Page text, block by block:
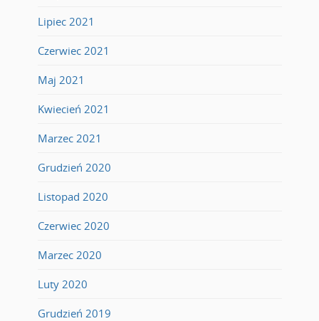
Lipiec 2021
Czerwiec 2021
Maj 2021
Kwiecień 2021
Marzec 2021
Grudzień 2020
Listopad 2020
Czerwiec 2020
Marzec 2020
Luty 2020
Grudzień 2019